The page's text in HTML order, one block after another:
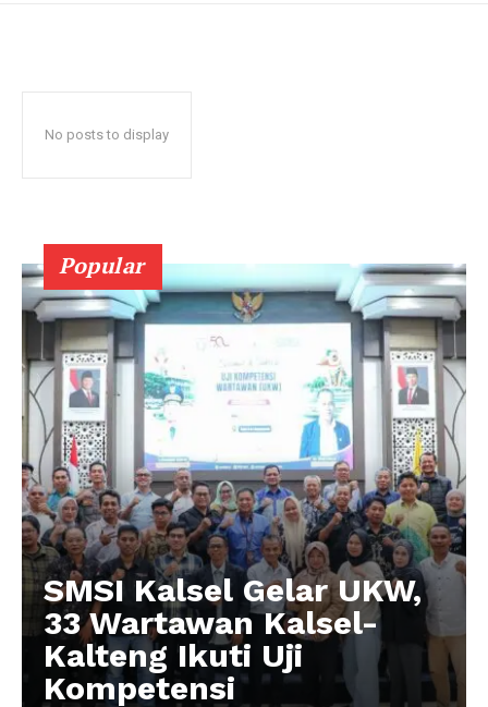
No posts to display
Popular
SMSI Kalsel Gelar UKW,
33 Wartawan Kalsel-
Kalteng Ikuti Uji
Kompetensi